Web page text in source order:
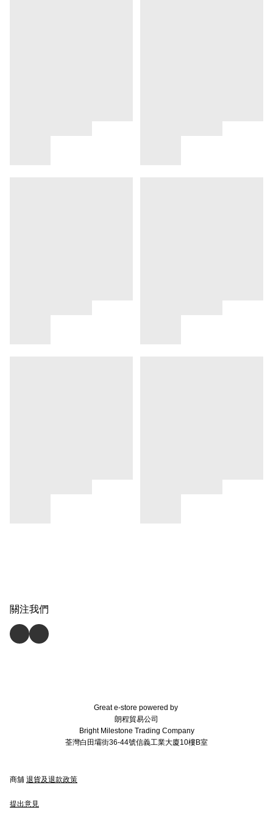
關注我們
Great e-store powered by
朗程貿易公司
Bright Milestone Trading Company
荃灣白田壩街36-44號信義工業大廈10樓B室
商舖 退貨及退款政策
提出意見